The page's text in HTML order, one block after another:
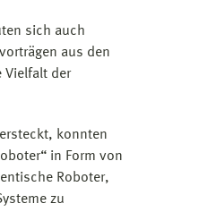
sich auch
aus den
Vielfalt der
konnten
in Form von
Roboter,
zu